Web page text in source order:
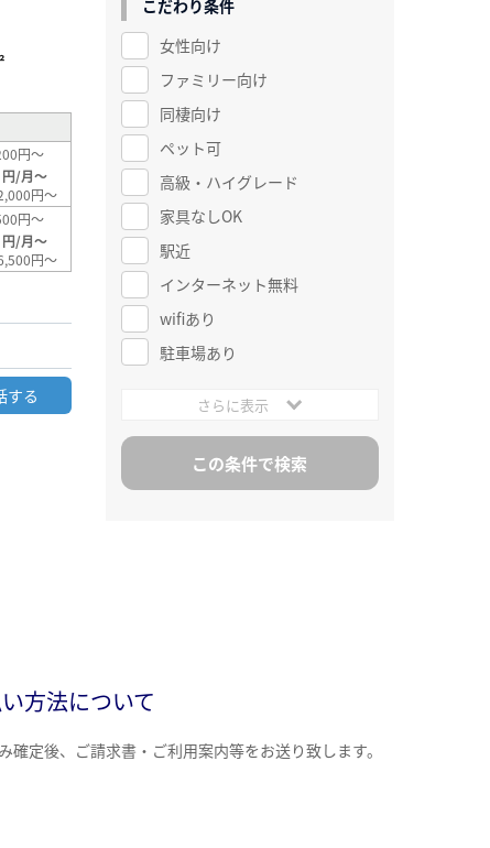
円～
円/月～
円～
円～
円/月～
円～
する
こだわり条件
女性向け
ファミリー向け
同棲向け
ペット可
高級・ハイグレード
家具なしOK
駅近
インターネット無料
wifiあり
駐車場あり
さらに表示
方法について
確定後、ご請求書・ご利用案内等をお送り致します。